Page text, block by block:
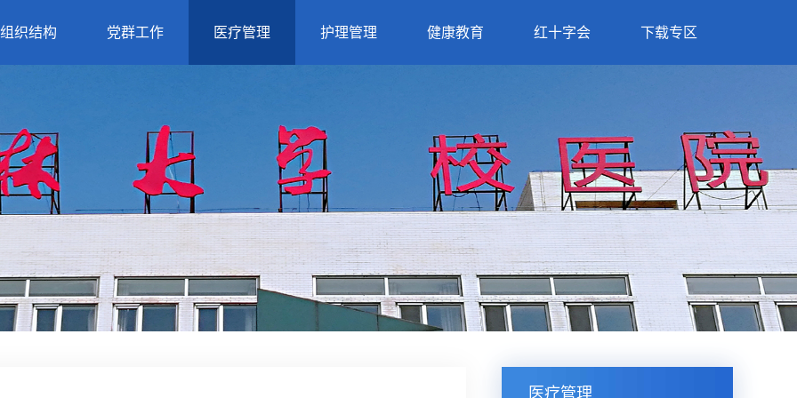
组织结构 党群工作 医疗管理 护理管理 健康教育 红十字会 下载专区
医疗管理